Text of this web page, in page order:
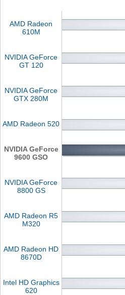
AMD Radeon
610M
NVIDIA GeForce
GT 120
NVIDIA GeForce
GTX 280M
AMD Radeon 520
NVIDIA GeForce
9600 GSO
NVIDIA GeForce
8800 GS
AMD Radeon R5
M320
AMD Radeon HD
8670D
Intel HD Graphics
620